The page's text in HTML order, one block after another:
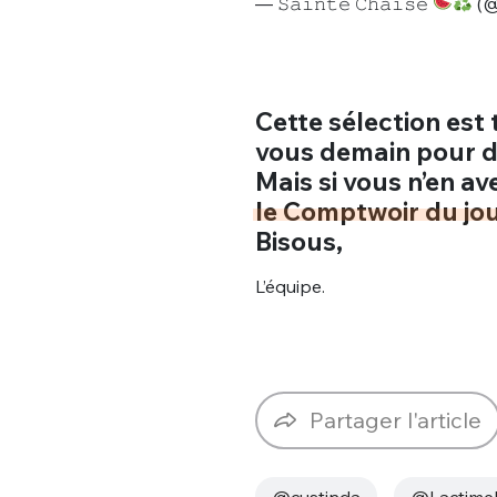
Cette sélection est
vous demain pour
Mais si vous n’en
le Comptwoir du
Bisous,
L’équipe.
Partager l'article